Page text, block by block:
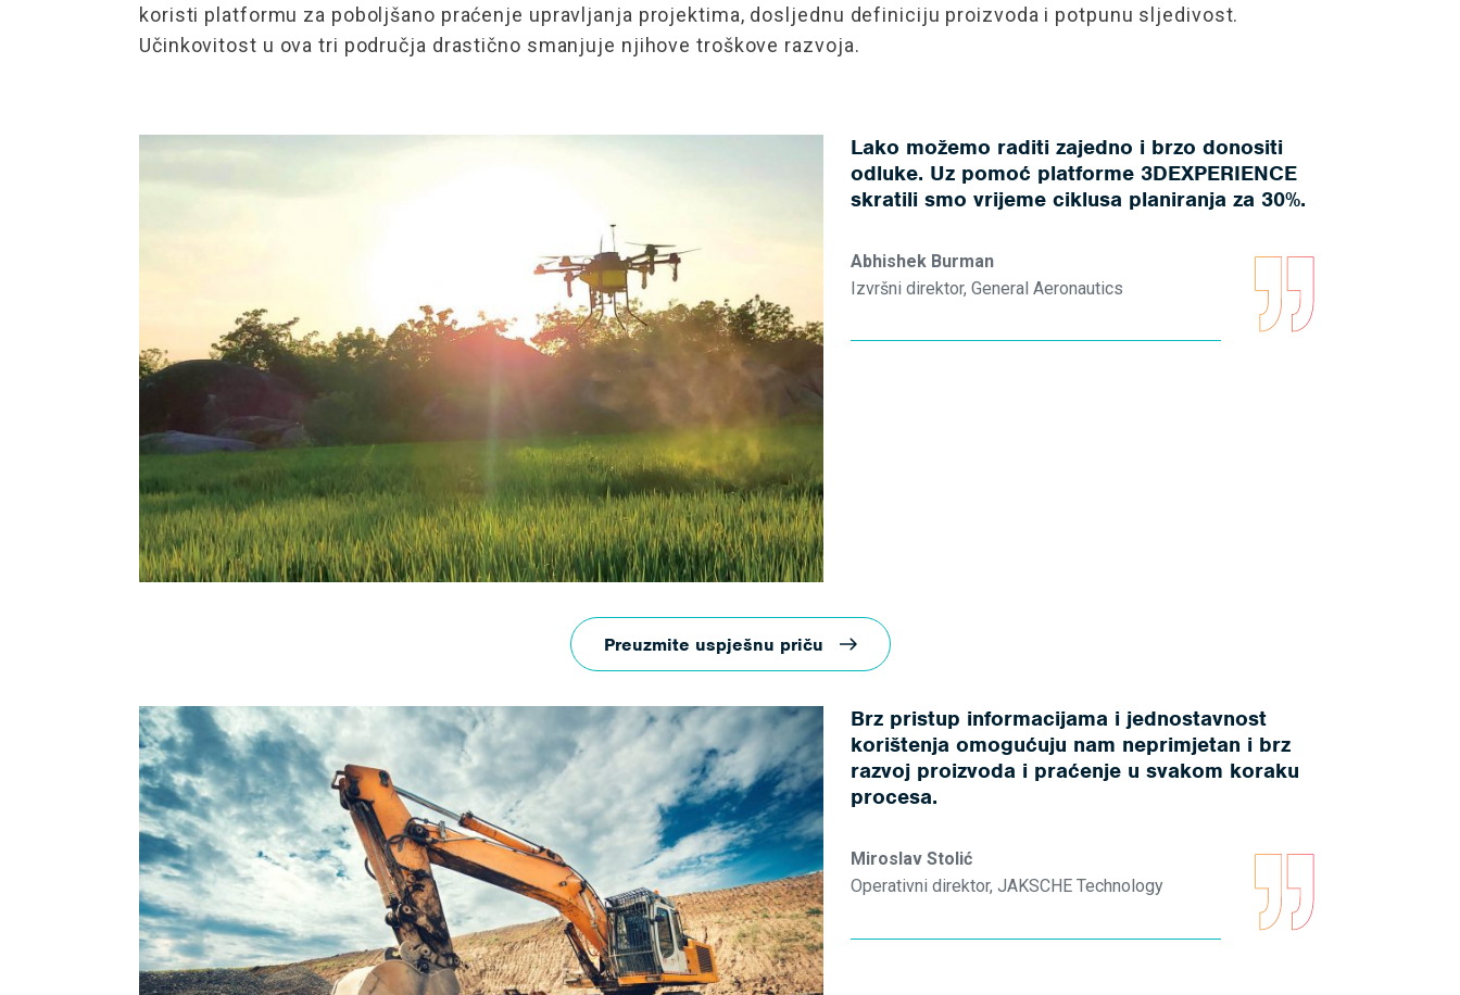
koristi platformu za poboljšano praćenje upravljanja projektima, dosljednu definiciju proizvoda i potpunu sljedivost.
Učinkovitost u ova tri područja drastično smanjuje njihove troškove razvoja.
Lako možemo raditi zajedno i brzo donositi
odluke. Uz pomoć platforme 3DEXPERIENCE
skratili smo vrijeme ciklusa planiranja za 30%.
Abhishek Burman
Izvršni direktor, General Aeronautics
Preuzmite uspješnu priču
Brz pristup informacijama i jednostavnost
korištenja omogućuju nam neprimjetan i brz
razvoj proizvoda i praćenje u svakom koraku
procesa.
Miroslav Stolić
Operativni direktor, JAKSCHE Technology